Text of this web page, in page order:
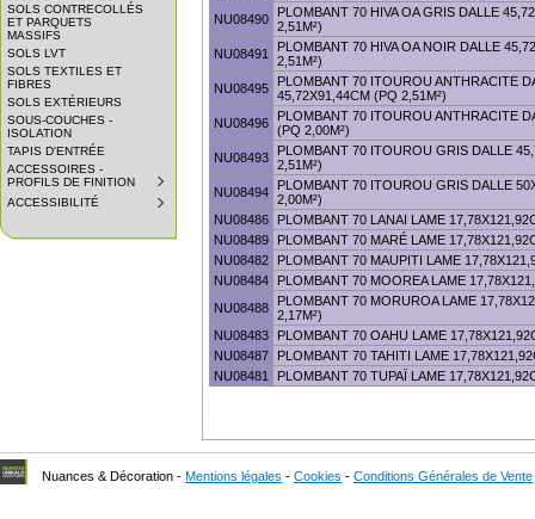
SOLS CONTRECOLLÉS
ET PARQUETS
MASSIFS
SOLS LVT
SOLS TEXTILES ET
FIBRES
SOLS EXTÉRIEURS
SOUS-COUCHES -
ISOLATION
TAPIS D'ENTRÉE
ACCESSOIRES -
PROFILS DE FINITION
COLLAPSED.
CLICK
EXPAND
SUBMENU.
ACCESSIBILITÉ
COLLAPSED.
TO
SUBMENU.
NU08490
PLOMBANT 70 HIVA OA GRIS DALLE
2,51M²)
NU08491
PLOMBANT 70 HIVA OA NOIR DALLE
2,51M²)
NU08495
PLOMBANT 70 ITOUROU ANTHRACITE
45,72X91,44CM (PQ 2,51M²)
NU08496
PLOMBANT 70 ITOUROU ANTHRACITE
(PQ 2,00M²)
NU08493
PLOMBANT 70 ITOUROU GRIS DALLE
2,51M²)
NU08494
PLOMBANT 70 ITOUROU GRIS DALLE
2,00M²)
NU08486
PLOMBANT 70 LANAI LAME
NU08489
PLOMBANT 70 MARÉ LAME
NU08482
PLOMBANT 70 MAUPITI LAME
NU08484
PLOMBANT 70 MOOREA LAME
NU08488
PLOMBANT 70 MORUROA LAME
2,17M²)
NU08483
PLOMBANT 70 OAHU LAME
NU08487
PLOMBANT 70 TAHITI LAME
NU08481
PLOMBANT 70 TUPAÏ LAME
Nuances & Décoration - Mentions légales - Cookies - Conditions Générales de Vente